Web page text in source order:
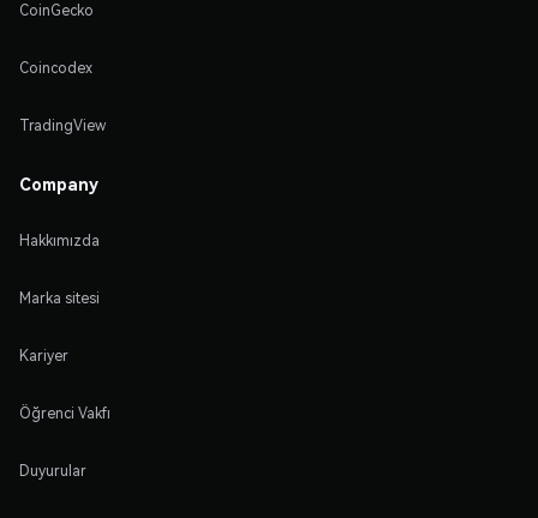
CoinGecko
Coincodex
TradingView
Company
Hakkımızda
Marka sitesi
Kariyer
Öğrenci Vakfı
Duyurular